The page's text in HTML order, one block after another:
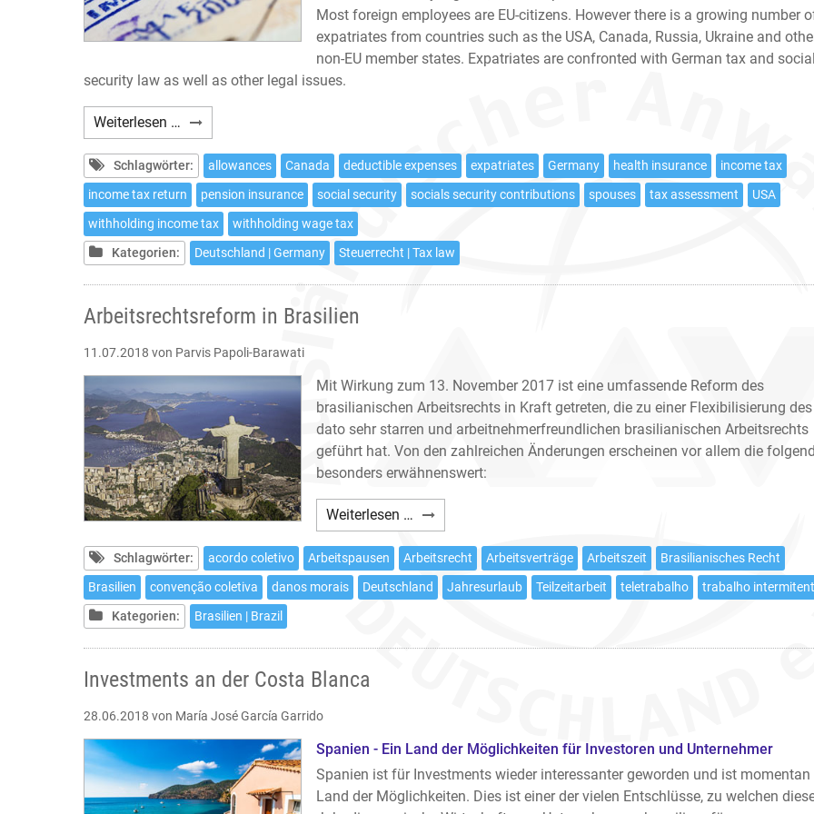
Most foreign employees are EU-citizens. However there is a growing number
expatriates from countries such as the USA, Canada, Russia, Ukraine and
non-EU member states. Expatriates are confronted with German tax and social
security law as well as other legal issues.
Weiterlesen … Expatriates:
10
tax
issues
to
be
considered
in
Schlagwörter: allowances Canada deductible expenses expatriates Germany health insurance
income tax
income tax return
pension insurance social security socials security contributions spouses tax assessment
USA
withholding income tax
withholding wage tax
Kategorien:
Deutschland | Germany Steuerrecht | Tax law
Arbeitsrechtsreform in Brasilien
11.07.2018 von Parvis Papoli-Barawati
Mit Wirkung zum 13. November 2017 ist eine umfassende Reform des
brasilianischen Arbeitsrechts in Kraft getreten, die zu einer Flexibilisierung
dato sehr starren und arbeitnehmerfreundlichen brasilianischen Arbeitsrechts
geführt hat. Von den zahlreichen Änderungen erscheinen vor allem die
besonders erwähnenswert:
Weiterlesen … Arbeitsrechtsreform
in
Brasilien
Schlagwörter: acordo coletivo Arbeitspausen Arbeitsrecht Arbeitsverträge Arbeitszeit
Brasilianisches Recht
Brasilien
convenção coletiva danos morais Deutschland Jahresurlaub Teilzeitarbeit teletrabalho
trabalho
Kategorien:
Brasilien | Brazil
Investments an der Costa Blanca
28.06.2018 von María José García Garrido
Spanien - Ein Land der Möglichkeiten für Investoren und Unternehmer
Spanien ist für Investments wieder interessanter geworden und ist momentan
Land der Möglichkeiten. Dies ist einer der vielen Entschlüsse, zu welchen